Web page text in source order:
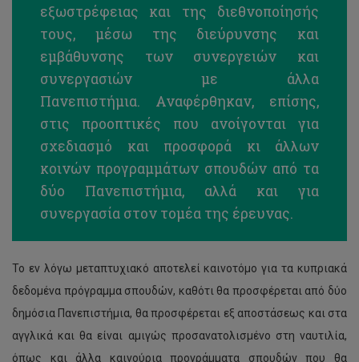
εξωστρέφειας και της διεθνοποίησής
τους, μέσω της διεύρυνσης και
εμβάθυνσης των συνεργειών και
συνεργασιών με άλλα
Πανεπιστήμια. Αναφέρθηκαν, επίσης,
στις προοπτικές που ανοίγονται για
σχεδιασμό και προσφορά κι άλλων
κοινών προγραμμάτων σπουδών από τα
δύο Πανεπιστήμια, αλλά και για
συνεργασία στον τομέα της έρευνας.
Το εν λόγω μεταπτυχιακό αποτελεί καινοτόμο για τα κυπριακά
δεδομένα πρόγραμμα σπουδών, καθότι θα προσφέρεται από δύο
δημόσια Πανεπιστήμια, θα προσφέρεται εξ αποστάσεως και στα
αγγλικά και θα είναι αμιγώς προσανατολισμένο στη ναυτιλία,
όπως και άλλα καινούρια προγράμματα σπουδών που θα